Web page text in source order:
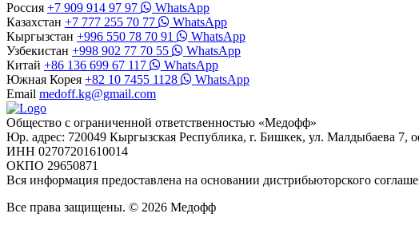
Россия +7 909 914 97 97
WhatsApp
Казахстан +7 777 255 70 77
WhatsApp
Кыргызстан +996 550 78 70 91
WhatsApp
Узбекистан +998 902 77 70 55
WhatsApp
Китай +86 136 699 67 117
WhatsApp
Южная Корея +82 10 7455 1128
WhatsApp
Email medoff.kg@gmail.com
Общество с ограниченной ответственностью «Медофф»
Юр. адрес: 720049 Кыргызская Республика, г. Бишкек, ул. Малдыбаева 7,
ИНН 02707201610014
ОКПО 29650871
Вся информация предоставлена на основании дистрибьюторского
Все права защищены. © 2026 Медофф